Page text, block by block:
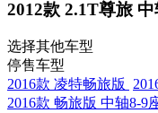
2012款 2.1T尊旅 中
选择其他车型
停售车型
2016款 凌特畅旅版
2016款 畅旅版 中轴8-9